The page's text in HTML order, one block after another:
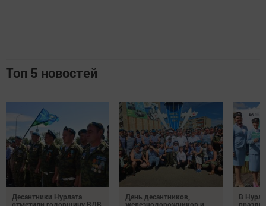
Топ 5 новостей
Десантники Нурлата
День десантников,
В